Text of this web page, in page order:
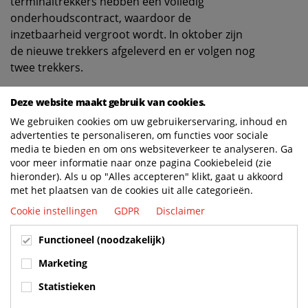
onderhoudscontract, waardoor de
inzetbaarheid vergroot wordt. In oktober zijn
de nieuwe trekkers afgeleverd en er volgen nog
twee trekkers.
Specificaties van de YT223 Terminaltrekkers
De nieuwe YT223 terminaltrekkers zijn robuust
en voorzien van behoorlijk wat opties
waaronder een dak-airco voor het verwarmen
en koelen van de cabine. Het voordeel hiervan
is dat de airco werkzaam blijft en stationair
draaien verleden tijd is wat weer resulteert in
vermindering van het brandstofverbruik en zo
weer bijdraagt aan de onze doelstelling om in
2025 een CO2-reductie van 50% te realiseren
ten opzichte van 2020.
Deze website maakt gebruik van cookies.
We gebruiken cookies om uw gebruikerservaring, inhoud en
advertenties te personaliseren, om functies voor sociale
media te bieden en om ons websiteverkeer te analyseren. Ga
voor meer informatie naar onze pagina Cookiebeleid (zie
hieronder). Als u op "Alles accepteren" klikt, gaat u akkoord
met het plaatsen van de cookies uit alle categorieën.
Cookie instellingen
GDPR Disclaimer
Functioneel (noodzakelijk)
Marketing
Statistieken